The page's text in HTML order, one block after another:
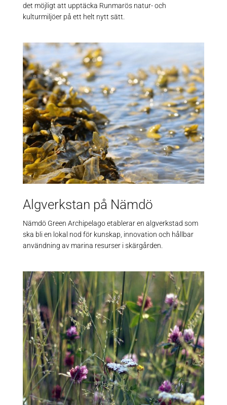
det möjligt att upptäcka Runmarös natur- och
kulturmiljöer på ett helt nytt sätt.
Algverkstan på Nämdö
Nämdö Green Archipelago etablerar en algverkstad som
ska bli en lokal nod för kunskap, innovation och hållbar
användning av marina resurser i skärgården.